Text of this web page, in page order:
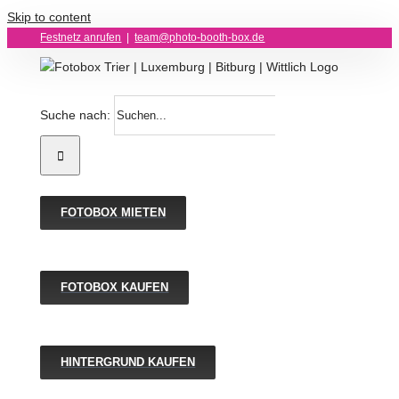
Skip to content
Festnetz anrufen team@photo-booth-box.de
Suche nach:
FOTOBOX MIETEN
FOTOBOX KAUFEN
HINTERGRUND KAUFEN